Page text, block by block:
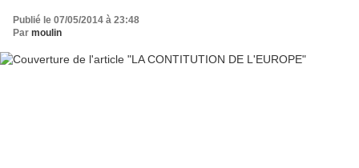
Publié le 07/05/2014 à 23:48
Par moulin